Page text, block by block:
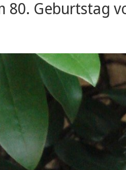
80. Geburtstag